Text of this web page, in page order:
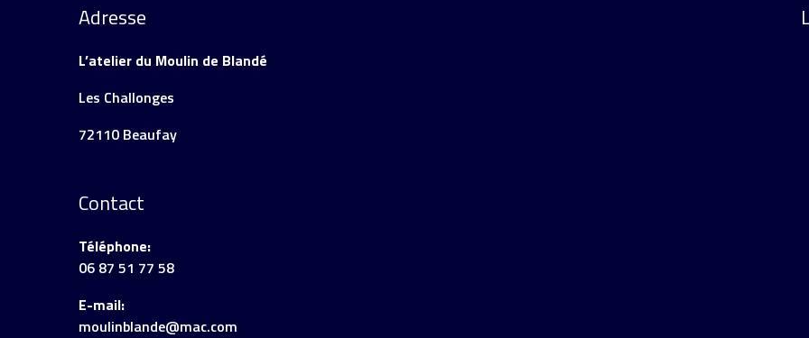
Adresse
L’atelier du Moulin de Blandé
Les Challonges
72110 Beaufay
Contact
Téléphone:
06 87 51 77 58
E-mail:
moulinblande@mac.com